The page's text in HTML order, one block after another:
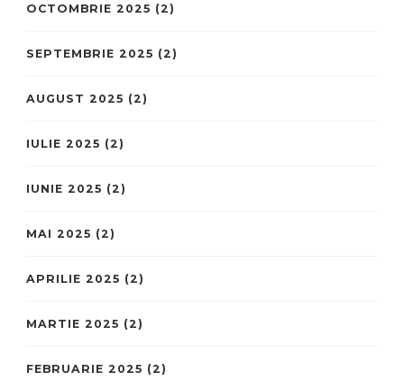
OCTOMBRIE 2025 (2)
SEPTEMBRIE 2025 (2)
AUGUST 2025 (2)
IULIE 2025 (2)
IUNIE 2025 (2)
MAI 2025 (2)
APRILIE 2025 (2)
MARTIE 2025 (2)
FEBRUARIE 2025 (2)